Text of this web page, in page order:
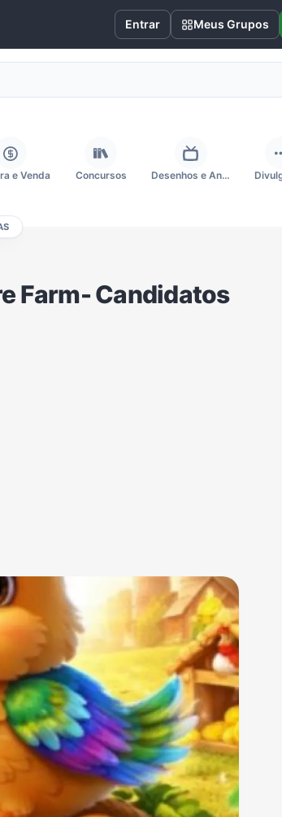
Entrar Meus Grupos
e Venda Concursos Desenhos e Animes
Farm- Candidatos